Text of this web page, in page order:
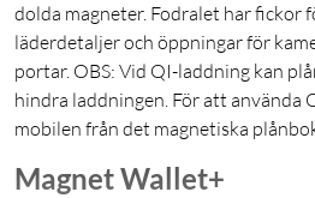
dolda magneter. Fodralet har fickor
läderdetaljer och öppningar för
portar. OBS: Vid QI-laddning kan
hindra laddningen. För att använda
mobilen från det magnetiska
Magnet Wallet+